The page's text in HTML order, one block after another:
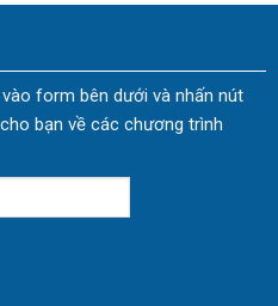
form bên dưới và nhấn nút
bạn về các chương trình